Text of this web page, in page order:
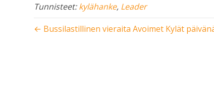
Tunnisteet:kylähanke, Leader
← Bussilastillinen vieraita Avoimet Kylät